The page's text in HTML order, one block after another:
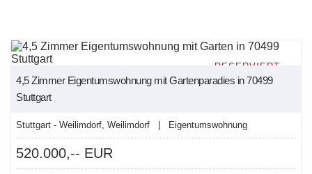
RESERVIERT
4,5 Zimmer Eigentumswohnung mit Gartenparadies in 70499
Stuttgart
Stuttgart - Weilimdorf, Weilimdorf | Eigentumswohnung
520.000,-- EUR